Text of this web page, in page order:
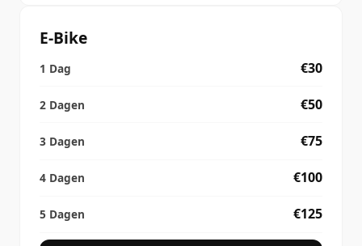
E-Bike
€30
€50
€75
€100
€125